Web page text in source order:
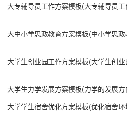
大专辅导员工作方案模板(大专辅导员工
大学生力学发展方案模板(力学的发展方
大学学生宿舍优化方案模板(优化宿舍环